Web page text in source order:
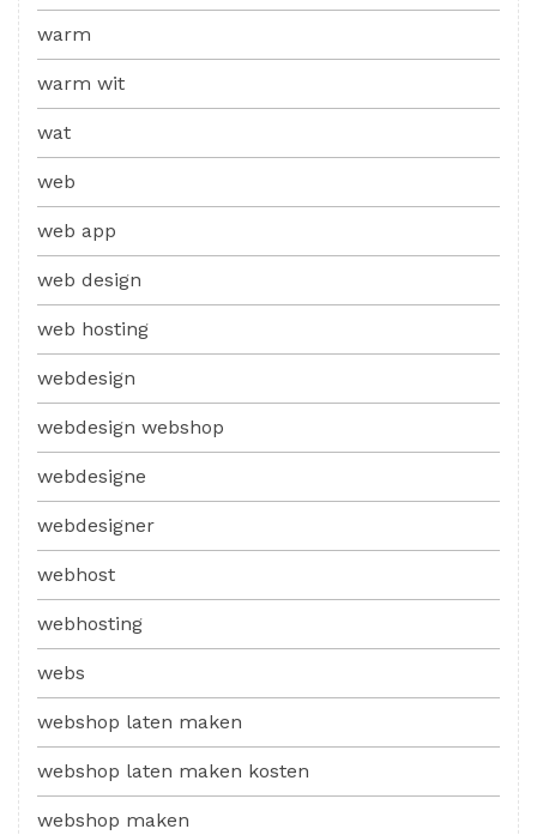
warm
warm wit
wat
web
web app
web design
web hosting
webdesign
webdesign webshop
webdesigne
webdesigner
webhost
webhosting
webs
webshop laten maken
webshop laten maken kosten
webshop maken